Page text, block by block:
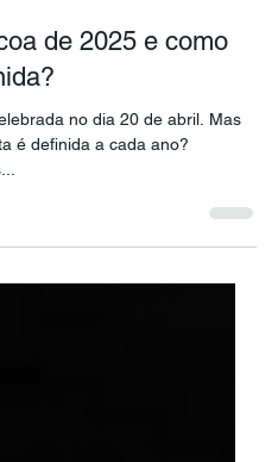
2 min de leitura
no dia 20 de abril. Mas
é definida a cada ano?